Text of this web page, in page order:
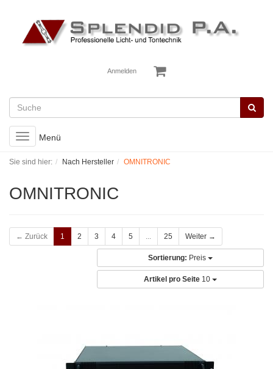
Anmelden
Toggle
navigation
Menü
Sie sind hier: Nach Hersteller OMNITRONIC
OMNITRONIC
← Zurück 1 2 3 4 5 ... 25 Weiter →
Sortierung: Preis
Artikel pro Seite 10